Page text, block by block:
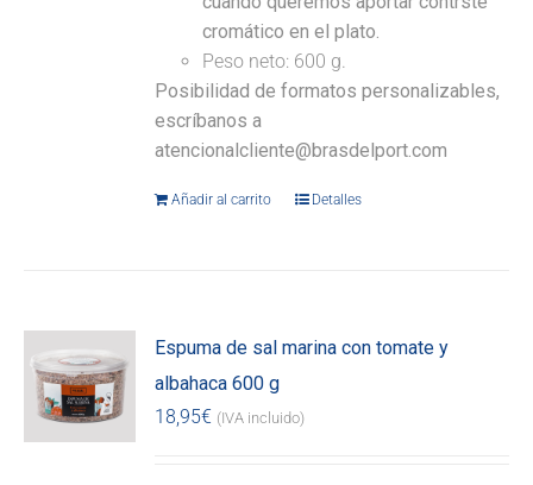
cromático en el plato.
Peso neto: 600 g.
Posibilidad de formatos personalizables,
escríbanos a
atencionalcliente@brasdelport.com
Añadir al carrito Detalles
Espuma de sal marina con tomate y
albahaca 600 g
18,95€ (IVA incluido)